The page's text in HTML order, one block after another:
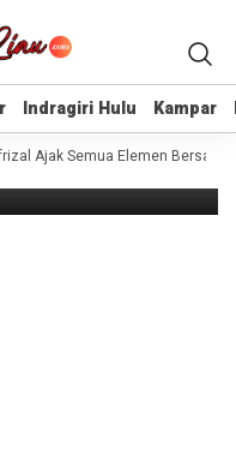
Indragiri Hulu Kampar
Indragiri Hulu Kampar
Ajak Semua Elemen Bersatu
anak di